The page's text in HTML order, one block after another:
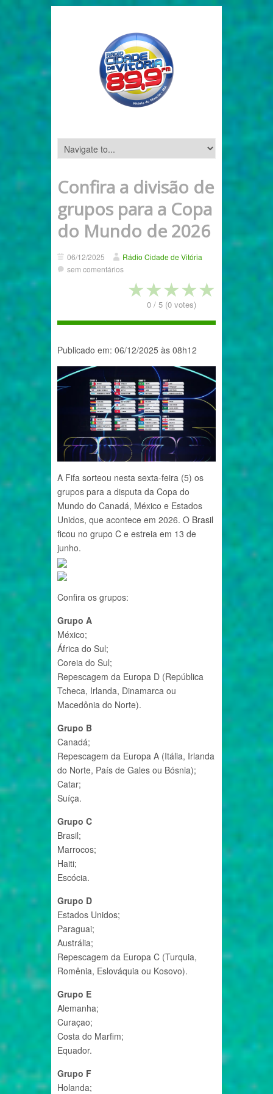
Confira a divisão de
grupos para a Copa
do Mundo de 2026
06/12/2025
Rádio Cidade de Vitória
sem comentários
★★★★★
0 / 5 (0 votes)
Publicado em: 06/12/2025 às 08h12
A Fifa sorteou nesta sexta-feira (5) os
grupos para a disputa da Copa do
Mundo do Canadá, México e Estados
Unidos, que acontece em 2026. O Brasil
ficou no grupo C e estreia em 13 de
junho.
Confira os grupos:
Grupo A
México;
África do Sul;
Coreia do Sul;
Repescagem da Europa D (República
Tcheca, Irlanda, Dinamarca ou
Macedônia do Norte).
Grupo B
Canadá;
Repescagem da Europa A (Itália, Irlanda
do Norte, País de Gales ou Bósnia);
Catar;
Suíça.
Grupo C
Brasil;
Marrocos;
Haiti;
Escócia.
Grupo D
Estados Unidos;
Paraguai;
Austrália;
Repescagem da Europa C (Turquia,
Romênia, Eslováquia ou Kosovo).
Grupo E
Alemanha;
Curaçao;
Costa do Marfim;
Equador.
Grupo F
Holanda;